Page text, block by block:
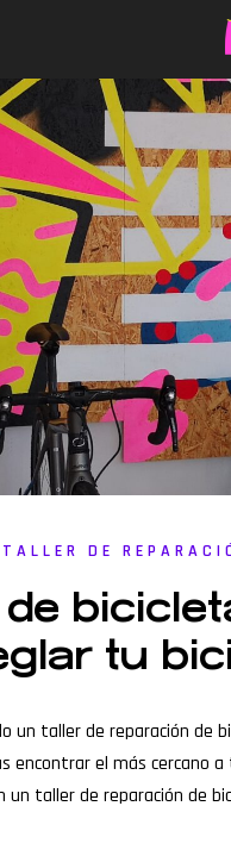
TALLER DE
tu
un taller de reparación
encontrar el más
taller de reparación de